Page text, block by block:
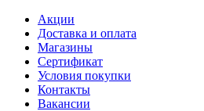
Акции
Доставка и оплата
Магазины
Сертификат
Условия покупки
Контакты
Вакансии